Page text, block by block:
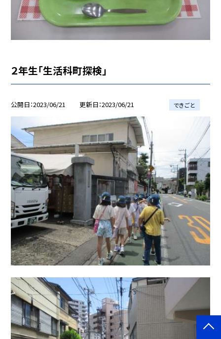
２年生「生活科町探検」
公開日 2023/06/21 更新日 2023/06/21 できごと